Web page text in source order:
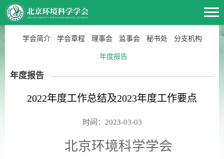
学会简介 学会章程 理事会 监事会 秘书处 分支机构
年度报告
年度报告
2022年度工作总结及2023年度工作要点
时间：2023-03-03
北京环境科学学会